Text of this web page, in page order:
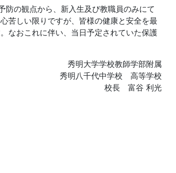
の観点から、新入生及び教職員のみにて
苦しい限りですが、皆様の健康と安全を最
なおこれに伴い、当日予定されていた保護
秀明大学学校教師学部附属
秀明八千代中学校 高等学校
校長 富谷 利光